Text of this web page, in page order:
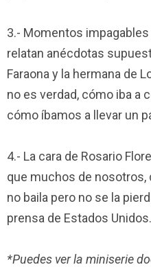
3.- Momentos
relatan anécdotas
Faraona y la hermana de
no es verdad, cómo iba a
cómo íbamos a llevar un
4.- La cara de Rosario
que muchos de nosotros,
no baila pero no se la
prensa de Estados Unidos.
*Puedes ver la miniserie